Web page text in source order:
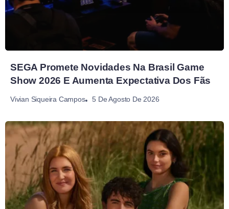
SEGA Promete Novidades Na Brasil Game
Show 2026 E Aumenta Expectativa Dos Fãs
Vivian Siqueira Campos 5 De Agosto De 2026